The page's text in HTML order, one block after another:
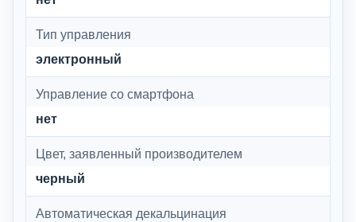
Тип управления
электронный
Управление со смартфона
нет
Цвет, заявленный производителем
черный
Автоматическая декальцинация